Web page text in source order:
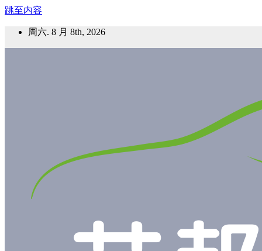
跳至内容
周六. 8 月 8th, 2026